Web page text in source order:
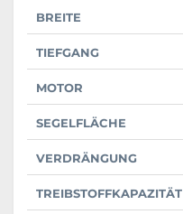
BREITE
TIEFGANG
MOTOR
SEGELFLÄCHE
VERDRÄNGUNG
TREIBSTOFFKAPAZITÄT